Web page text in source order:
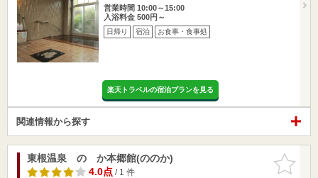
営業時間 10:00～15:00
入浴料金 500円～
日帰り 宿泊 お食事・食事処
楽天トラベルの宿泊プランを見る
関連情報から探す
お気に入
りに追加
東根温泉 のゝか本郷館(ののか)
4.0点/ 1 件